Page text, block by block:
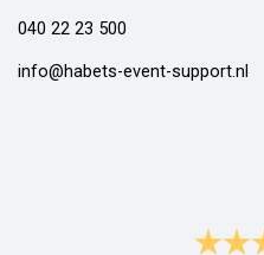
040 22 23 500
info@habets-event-support.nl